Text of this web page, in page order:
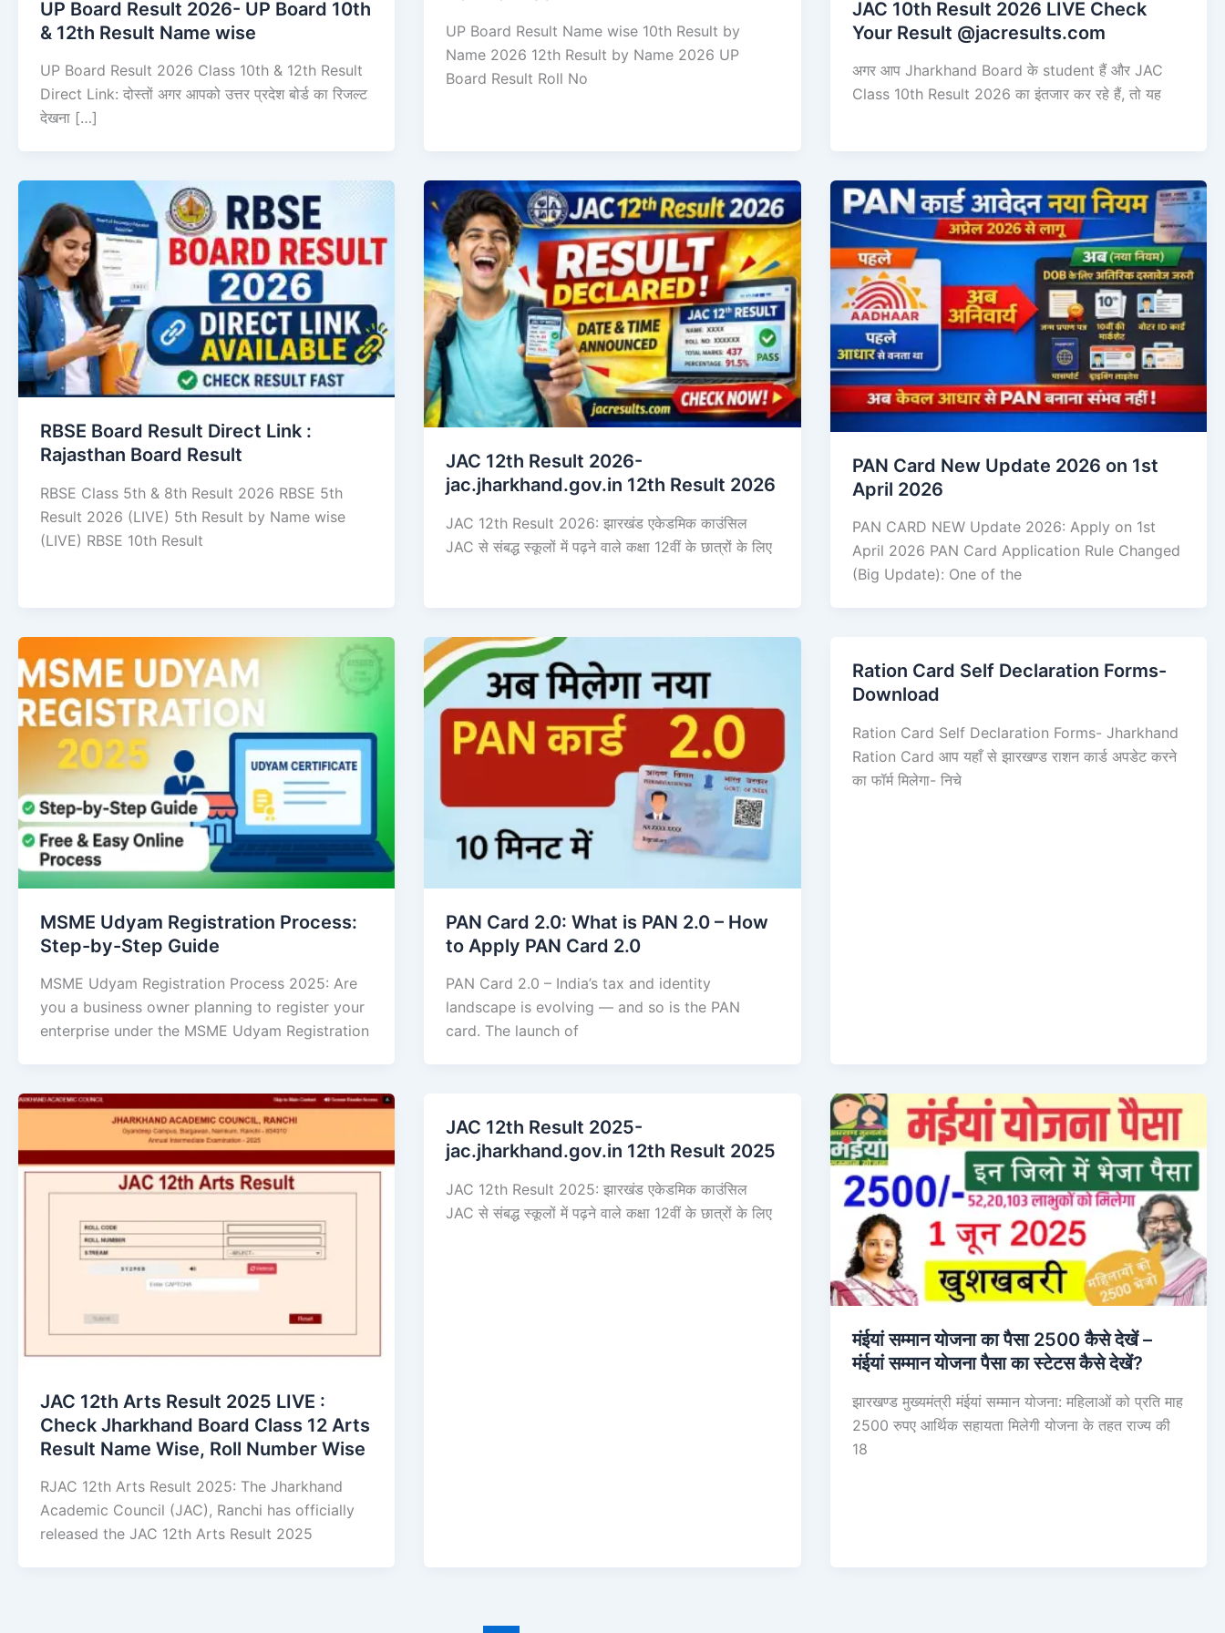
UP Board Result 2026- UP Board 10th
& 12th Result Name wise
UP Board Result 2026 Class 10th & 12th Result
Direct Link: दोस्तों अगर आपको उत्तर प्रदेश बोर्ड का रिजल्ट
देखना […]
UP Board Result Name wise 10th Result by
Name 2026 12th Result by Name 2026 UP
Board Result Roll No
JAC 10th Result 2026 LIVE Check
Your Result @jacresults.com
अगर आप Jharkhand Board के student हैं और JAC
Class 10th Result 2026 का इंतजार कर रहे हैं, तो यह
RBSE Board Result Direct Link : ​
Rajasthan Board Result
RBSE Class 5th & 8th Result 2026 RBSE 5th
Result 2026 (LIVE) 5th Result by Name wise
(LIVE) RBSE 10th Result
JAC 12th Result 2026-
jac.jharkhand.gov.in 12th Result 2026
JAC 12th Result 2026: झारखंड एकेडमिक काउंसिल
JAC से संबद्ध स्कूलों में पढ़ने वाले कक्षा 12वीं के छात्रों के लिए
PAN Card New Update 2026 on 1st
April 2026
PAN CARD NEW Update 2026: Apply on 1st
April 2026 PAN Card Application Rule Changed
(Big Update): One of the
MSME Udyam Registration Process:
Step-by-Step Guide
MSME Udyam Registration Process 2025: Are
you a business owner planning to register your
enterprise under the MSME Udyam Registration
PAN Card 2.0: What is PAN 2.0 – How
to Apply PAN Card 2.0
PAN Card 2.0 – India’s tax and identity
landscape is evolving — and so is the PAN
card. The launch of
Ration Card Self Declaration Forms-
Download
Ration Card Self Declaration Forms- Jharkhand
Ration Card आप यहाँ से झारखण्ड राशन कार्ड अपडेट करने
का फॉर्म मिलेगा- निचे
JAC 12th Arts Result 2025 LIVE :
Check Jharkhand Board Class 12 Arts
Result Name Wise, Roll Number Wise
RJAC 12th Arts Result 2025: The Jharkhand
Academic Council (JAC), Ranchi has officially
released the JAC 12th Arts Result 2025
JAC 12th Result 2025-
jac.jharkhand.gov.in 12th Result 2025
JAC 12th Result 2025: झारखंड एकेडमिक काउंसिल
JAC से संबद्ध स्कूलों में पढ़ने वाले कक्षा 12वीं के छात्रों के लिए
मंईयां सम्मान योजना का पैसा 2500 कैसे देखें –
मंईयां सम्मान योजना पैसा का स्टेटस कैसे देखें?
झारखण्ड मुख्यमंत्री मंईयां सम्मान योजना: महिलाओं को प्रति माह
2500 रुपए आर्थिक सहायता मिलेगी योजना के तहत राज्य की
18